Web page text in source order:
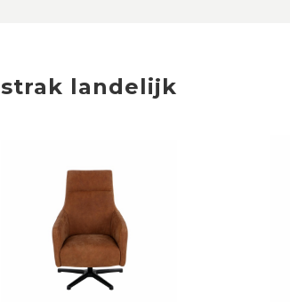
strak landelijk